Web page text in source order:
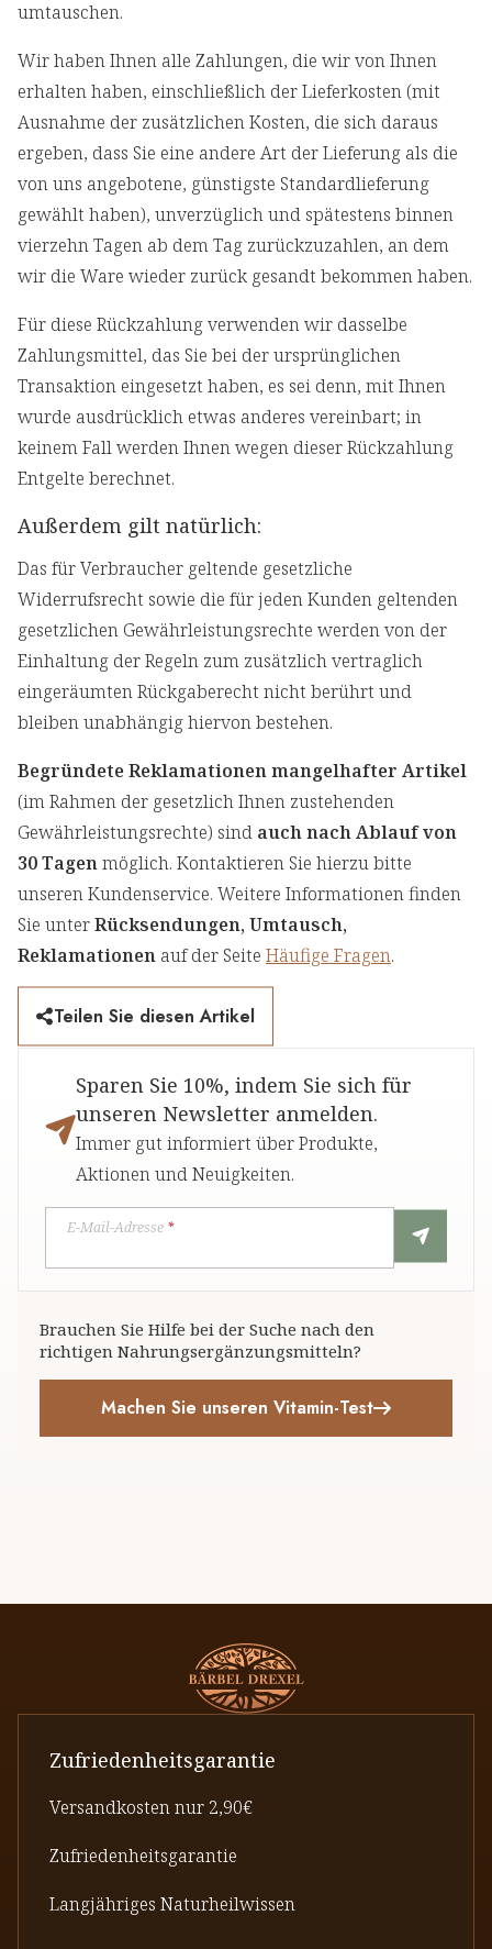
umtauschen.
Wir haben Ihnen alle Zahlungen, die wir von Ihnen
erhalten haben, einschließlich der Lieferkosten (mit
Ausnahme der zusätzlichen Kosten, die sich daraus
ergeben, dass Sie eine andere Art der Lieferung als die
von uns angebotene, günstigste Standardlieferung
gewählt haben), unverzüglich und spätestens binnen
vierzehn Tagen ab dem Tag zurückzuzahlen, an dem
wir die Ware wieder zurück gesandt bekommen haben.
Für diese Rückzahlung verwenden wir dasselbe
Zahlungsmittel, das Sie bei der ursprünglichen
Transaktion eingesetzt haben, es sei denn, mit Ihnen
wurde ausdrücklich etwas anderes vereinbart; in
keinem Fall werden Ihnen wegen dieser Rückzahlung
Entgelte berechnet.
Außerdem gilt natürlich:
Das für Verbraucher geltende gesetzliche
Widerrufsrecht sowie die für jeden Kunden geltenden
gesetzlichen Gewährleistungsrechte werden von der
Einhaltung der Regeln zum zusätzlich vertraglich
eingeräumten Rückgaberecht nicht berührt und
bleiben unabhängig hiervon bestehen.
Begründete Reklamationen mangelhafter Artikel
(im Rahmen der gesetzlich Ihnen zustehenden
Gewährleistungsrechte) sind auch nach Ablauf von
30 Tagenmöglich. Kontaktieren Sie hierzu bitte
unseren Kundenservice. Weitere Informationen finden
Sie unterRücksendungen, Umtausch,
Reklamationen auf der Seite Häufige Fragen.
Teilen Sie diesen Artikel
Sparen Sie 10%, indem Sie sich für
unseren Newsletter anmelden.
Immer gut informiert über Produkte,
Aktionen und Neuigkeiten.
E-Mail-Adresse *
Brauchen Sie Hilfe bei der Suche nach den
richtigen Nahrungsergänzungsmitteln?
Machen Sie unseren Vitamin-Test
Zufriedenheitsgarantie
Versandkosten nur 2,90€
Zufriedenheitsgarantie
Langjähriges Naturheilwissen